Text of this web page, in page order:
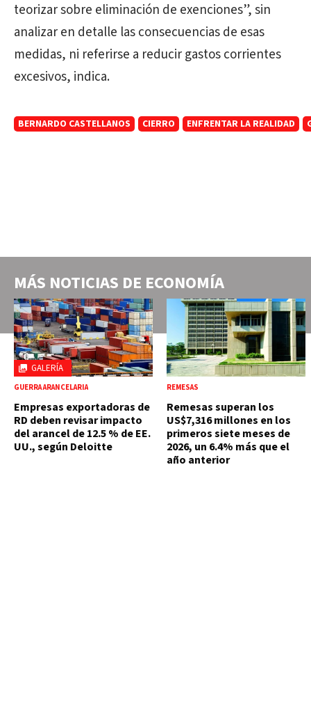
teorizar sobre eliminación de exenciones”, sin
analizar en detalle las consecuencias de esas
medidas, ni referirse a reducir gastos corrientes
excesivos, indica.
BERNARDO CASTELLANOS CIERRO ENFRENTAR LA REALIDAD
MÁS NOTICIAS DE ECONOMÍA
GALERÍA
GUERRA ARANCELARIA
Empresas exportadoras de
RD deben revisar impacto
del arancel de 12.5 % de EE.
UU., según Deloitte
REMESAS
Remesas superan los
US$7,316 millones en los
primeros siete meses de
2026, un 6.4% más que el
año anterior